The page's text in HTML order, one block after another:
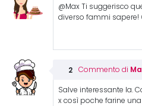
@Max Ti suggerisco
diverso fammi sapere!
Commento di
Salve interessante la.
x così poche farine